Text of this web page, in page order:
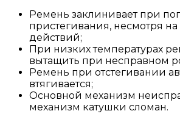
Ремень заклинивает при
пристегивания, несмотря на
действий;
При низких температурах
вытащить при несправном
Ремень при отстегивании
втягивается;
Основной механизм
механизм катушки сломан.